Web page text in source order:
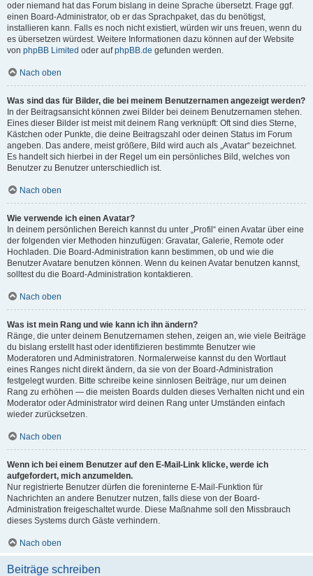
oder niemand hat das Forum bislang in deine Sprache übersetzt. Frage ggf.
einen Board-Administrator, ob er das Sprachpaket, das du benötigst,
installieren kann. Falls es noch nicht existiert, würden wir uns freuen, wenn du
es übersetzen würdest. Weitere Informationen dazu können auf der Website
von phpBB Limited oder aufphpBB.de gefunden werden.
Nach oben
Was sind das für Bilder, die bei meinem Benutzernamen angezeigt werden?
In der Beitragsansicht können zwei Bilder bei deinem Benutzernamen stehen.
Eines dieser Bilder ist meist mit deinem Rang verknüpft: Oft sind dies Sterne,
Kästchen oder Punkte, die deine Beitragszahl oder deinen Status im Forum
angeben. Das andere, meist größere, Bild wird auch als „Avatar“ bezeichnet.
Es handelt sich hierbei in der Regel um ein persönliches Bild, welches von
Benutzer zu Benutzer unterschiedlich ist.
Nach oben
Wie verwende ich einen Avatar?
In deinem persönlichen Bereich kannst du unter „Profil“ einen Avatar über eine
der folgenden vier Methoden hinzufügen: Gravatar, Galerie, Remote oder
Hochladen. Die Board-Administration kann bestimmen, ob und wie die
Benutzer Avatare benutzen können. Wenn du keinen Avatar benutzen kannst,
solltest du die Board-Administration kontaktieren.
Nach oben
Was ist mein Rang und wie kann ich ihn ändern?
Ränge, die unter deinem Benutzernamen stehen, zeigen an, wie viele Beiträge
du bislang erstellt hast oder identifizieren bestimmte Benutzer wie
Moderatoren und Administratoren. Normalerweise kannst du den Wortlaut
eines Ranges nicht direkt ändern, da sie von der Board-Administration
festgelegt wurden. Bitte schreibe keine sinnlosen Beiträge, nur um deinen
Rang zu erhöhen — die meisten Boards dulden dieses Verhalten nicht und ein
Moderator oder Administrator wird deinen Rang unter Umständen einfach
wieder zurücksetzen.
Nach oben
Wenn ich bei einem Benutzer auf den E-Mail-Link klicke, werde ich
aufgefordert, mich anzumelden.
Nur registrierte Benutzer dürfen die foreninterne E-Mail-Funktion für
Nachrichten an andere Benutzer nutzen, falls diese von der Board-
Administration freigeschaltet wurde. Diese Maßnahme soll den Missbrauch
dieses Systems durch Gäste verhindern.
Nach oben
Beiträge schreiben